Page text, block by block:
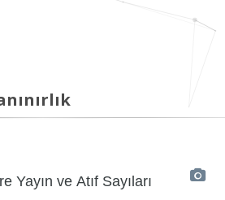
Yayın ve Atıf Sayıları